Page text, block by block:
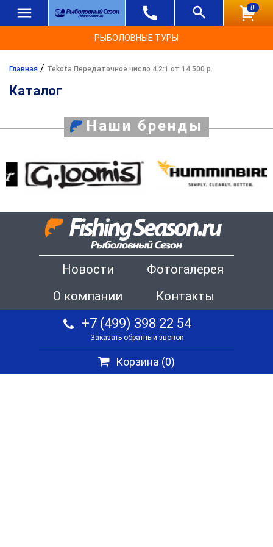
0
РЫБОЛОВНЫЕ ТУРЫ
Главная / Tekota Передаточное число 4.2:1 от 14 500 р.
Каталог
Наши бренды
Новости
Фотогалерея
О компании
Контакты
+7 (499) 398 22 54
Заказать обратный звонок
Корзина (0)